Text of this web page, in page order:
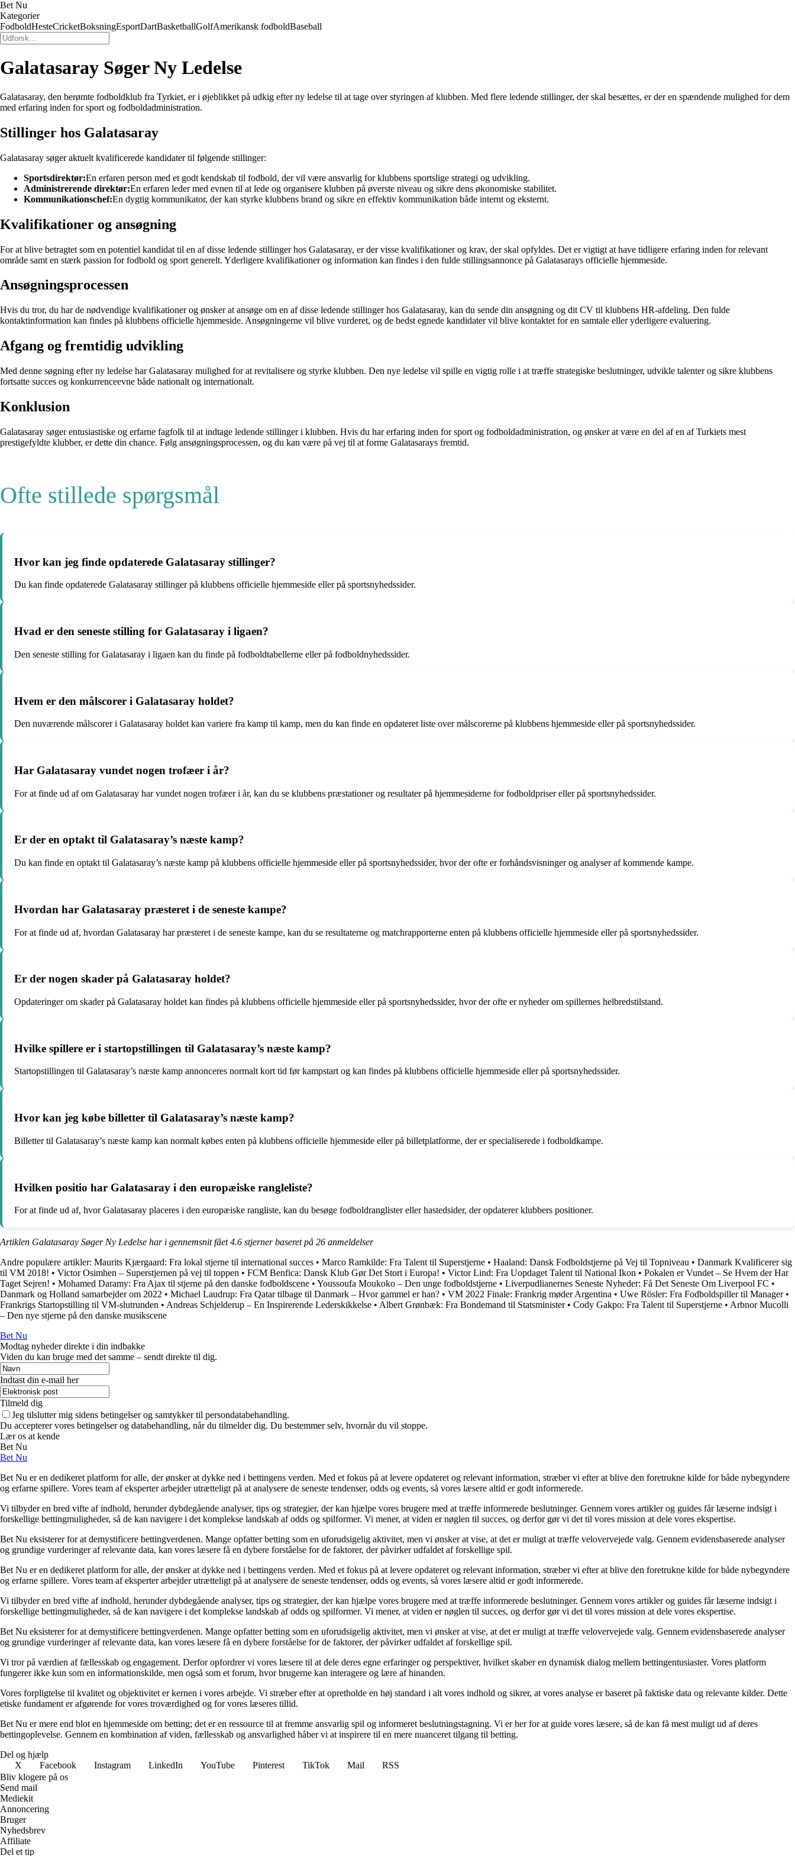
Bet Nu
Kategorier
FodboldHesteCricketBoksningEsportDartBasketballGolfAmerikansk fodboldBaseball
Galatasaray Søger Ny Ledelse
Galatasaray, den berømte fodboldklub fra Tyrkiet, er i øjeblikket på udkig efter ny ledelse til at tage over styringen af klubben. Med flere ledende stillinger, der skal besættes, er der en spændende mulighed for dem
med erfaring inden for sport og fodboldadministration.
Stillinger hos Galatasaray
Galatasaray søger aktuelt kvalificerede kandidater til følgende stillinger:
Sportsdirektør:En erfaren person med et godt kendskab til fodbold, der vil være ansvarlig for klubbens sportslige strategi og udvikling.
Administrerende direktør:En erfaren leder med evnen til at lede og organisere klubben på øverste niveau og sikre dens økonomiske stabilitet.
Kommunikationschef:En dygtig kommunikator, der kan styrke klubbens brand og sikre en effektiv kommunikation både internt og eksternt.
Kvalifikationer og ansøgning
For at blive betragtet som en potentiel kandidat til en af ​​disse ledende stillinger hos Galatasaray, er der visse kvalifikationer og krav, der skal opfyldes. Det er vigtigt at have tidligere erfaring inden for relevant
område samt en stærk passion for fodbold og sport generelt. Yderligere kvalifikationer og information kan findes i den fulde stillingsannonce på Galatasarays officielle hjemmeside.
Ansøgningsprocessen
Hvis du tror, du har de nødvendige kvalifikationer og ønsker at ansøge om en af ​​disse ledende stillinger hos Galatasaray, kan du sende din ansøgning og dit CV til klubbens HR-afdeling. Den fulde
kontaktinformation kan findes på klubbens officielle hjemmeside. Ansøgningerne vil blive vurderet, og de bedst egnede kandidater vil blive kontaktet for en samtale eller yderligere evaluering.
Afgang og fremtidig udvikling
Med denne søgning efter ny ledelse har Galatasaray mulighed for at revitalisere og styrke klubben. Den nye ledelse vil spille en vigtig rolle i at træffe strategiske beslutninger, udvikle talenter og sikre klubbens
fortsatte succes og konkurrenceevne både nationalt og internationalt.
Konklusion
Galatasaray søger entusiastiske og erfarne fagfolk til at indtage ledende stillinger i klubben. Hvis du har erfaring inden for sport og fodboldadministration, og ønsker at være en del af en af ​​Turkiets mest
prestigefyldte klubber, er dette din chance. Følg ansøgningsprocessen, og du kan være på vej til at forme Galatasarays fremtid.
Ofte stillede spørgsmål
Hvor kan jeg finde opdaterede Galatasaray stillinger?
Du kan finde opdaterede Galatasaray stillinger på klubbens officielle hjemmeside eller på sportsnyhedssider.
Hvad er den seneste stilling for Galatasaray i ligaen?
Den seneste stilling for Galatasaray i ligaen kan du finde på fodboldtabellerne eller på fodboldnyhedssider.
Hvem er den målscorer i Galatasaray holdet?
Den nuværende målscorer i Galatasaray holdet kan variere fra kamp til kamp, men du kan finde en opdateret liste over målscorerne på klubbens hjemmeside eller på sportsnyhedssider.
Har Galatasaray vundet nogen trofæer i år?
For at finde ud af om Galatasaray har vundet nogen trofæer i år, kan du se klubbens præstationer og resultater på hjemmesiderne for fodboldpriser eller på sportsnyhedssider.
Er der en optakt til Galatasaray’s næste kamp?
Du kan finde en optakt til Galatasaray’s næste kamp på klubbens officielle hjemmeside eller på sportsnyhedssider, hvor der ofte er forhåndsvisninger og analyser af kommende kampe.
Hvordan har Galatasaray præsteret i de seneste kampe?
For at finde ud af, hvordan Galatasaray har præsteret i de seneste kampe, kan du se resultaterne og matchrapporterne enten på klubbens officielle hjemmeside eller på sportsnyhedssider.
Er der nogen skader på Galatasaray holdet?
Opdateringer om skader på Galatasaray holdet kan findes på klubbens officielle hjemmeside eller på sportsnyhedssider, hvor der ofte er nyheder om spillernes helbredstilstand.
Hvilke spillere er i startopstillingen til Galatasaray’s næste kamp?
Startopstillingen til Galatasaray’s næste kamp annonceres normalt kort tid før kampstart og kan findes på klubbens officielle hjemmeside eller på sportsnyhedssider.
Hvor kan jeg købe billetter til Galatasaray’s næste kamp?
Billetter til Galatasaray’s næste kamp kan normalt købes enten på klubbens officielle hjemmeside eller på billetplatforme, der er specialiserede i fodboldkampe.
Hvilken positio har Galatasaray i den europæiske rangleliste?
For at finde ud af, hvor Galatasaray placeres i den europæiske rangliste, kan du besøge fodboldranglister eller hastedsider, der opdaterer klubbers positioner.
Artiklen Galatasaray Søger Ny Ledelse har i gennemsnit fået4.6 stjerner baseret på 26 anmeldelser
Andre populære artikler: Maurits Kjærgaard: Fra lokal stjerne til international succes • Marco Ramkilde: Fra Talent til Superstjerne • Haaland: Dansk Fodboldstjerne på Vej til Topniveau • Danmark Kvalificerer sig
til VM 2018! • Victor Osimhen – Superstjernen på vej til toppen • FCM Benfica: Dansk Klub Gør Det Stort i Europa! • Victor Lind: Fra Uopdaget Talent til National Ikon • Pokalen er Vundet – Se Hvem der Har
Taget Sejren! • Mohamed Daramy: Fra Ajax til stjerne på den danske fodboldscene • Youssoufa Moukoko – Den unge fodboldstjerne • Liverpudlianernes Seneste Nyheder: Få Det Seneste Om Liverpool FC •
Danmark og Holland samarbejder om 2022 • Michael Laudrup: Fra Qatar tilbage til Danmark – Hvor gammel er han? • VM 2022 Finale: Frankrig møder Argentina • Uwe Rösler: Fra Fodboldspiller til Manager•
Frankrigs Startopstilling til VM-slutrunden • Andreas Schjelderup – En Inspirerende Lederskikkelse • Albert Grønbæk: Fra Bondemand til Statsminister• Cody Gakpo: Fra Talent til Superstjerne • Arbnor Mucolli
– Den nye stjerne på den danske musikscene
Bet Nu
Modtag nyheder direkte i din indbakke
Viden du kan bruge med det samme – sendt direkte til dig.
Indtast din e-mail her
Tilmeld dig
Jeg tilslutter mig sidens betingelser og samtykker til persondatabehandling.
Du accepterer vores betingelser og databehandling, når du tilmelder dig. Du bestemmer selv, hvornår du vil stoppe.
Lær os at kende
Bet Nu
Bet Nu
Bet Nu er en dedikeret platform for alle, der ønsker at dykke ned i bettingens verden. Med et fokus på at levere opdateret og relevant information, stræber vi efter at blive den foretrukne kilde for både nybegyndere
og erfarne spillere. Vores team af eksperter arbejder utrætteligt på at analysere de seneste tendenser, odds og events, så vores læsere altid er godt informerede.
Vi tilbyder en bred vifte af indhold, herunder dybdegående analyser, tips og strategier, der kan hjælpe vores brugere med at træffe informerede beslutninger. Gennem vores artikler og guides får læserne indsigt i
forskellige bettingmuligheder, så de kan navigere i det komplekse landskab af odds og spilformer. Vi mener, at viden er nøglen til succes, og derfor gør vi det til vores mission at dele vores ekspertise.
Bet Nu eksisterer for at demystificere bettingverdenen. Mange opfatter betting som en uforudsigelig aktivitet, men vi ønsker at vise, at det er muligt at træffe velovervejede valg. Gennem evidensbaserede analyser
og grundige vurderinger af relevante data, kan vores læsere få en dybere forståelse for de faktorer, der påvirker udfaldet af forskellige spil.
Bet Nu er en dedikeret platform for alle, der ønsker at dykke ned i bettingens verden. Med et fokus på at levere opdateret og relevant information, stræber vi efter at blive den foretrukne kilde for både nybegyndere
og erfarne spillere. Vores team af eksperter arbejder utrætteligt på at analysere de seneste tendenser, odds og events, så vores læsere altid er godt informerede.
Vi tilbyder en bred vifte af indhold, herunder dybdegående analyser, tips og strategier, der kan hjælpe vores brugere med at træffe informerede beslutninger. Gennem vores artikler og guides får læserne indsigt i
forskellige bettingmuligheder, så de kan navigere i det komplekse landskab af odds og spilformer. Vi mener, at viden er nøglen til succes, og derfor gør vi det til vores mission at dele vores ekspertise.
Bet Nu eksisterer for at demystificere bettingverdenen. Mange opfatter betting som en uforudsigelig aktivitet, men vi ønsker at vise, at det er muligt at træffe velovervejede valg. Gennem evidensbaserede analyser
og grundige vurderinger af relevante data, kan vores læsere få en dybere forståelse for de faktorer, der påvirker udfaldet af forskellige spil.
Vi tror på værdien af fællesskab og engagement. Derfor opfordrer vi vores læsere til at dele deres egne erfaringer og perspektiver, hvilket skaber en dynamisk dialog mellem bettingentusiaster. Vores platform
fungerer ikke kun som en informationskilde, men også som et forum, hvor brugerne kan interagere og lære af hinanden.
Vores forpligtelse til kvalitet og objektivitet er kernen i vores arbejde. Vi stræber efter at opretholde en høj standard i alt vores indhold og sikrer, at vores analyse er baseret på faktiske data og relevante kilder. Dette
etiske fundament er afgørende for vores troværdighed og for vores læseres tillid.
Bet Nu er mere end blot en hjemmeside om betting; det er en ressource til at fremme ansvarlig spil og informeret beslutningstagning. Vi er her for at guide vores læsere, så de kan få mest muligt ud af deres
bettingoplevelse. Gennem en kombination af viden, fællesskab og ansvarlighed håber vi at inspirere til en mere nuanceret tilgang til betting.
Del og hjælp
X
Facebook Instagram LinkedIn YouTube Pinterest TikTok Mail
RSS
Bliv klogere på os
Send mail
Mediekit
Annoncering
Bruger
Nyhedsbrev
Affiliate
Del et tip